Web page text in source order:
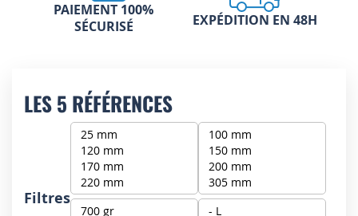
PAIEMENT 100%
SÉCURISÉ
EXPÉDITION EN 48H
LES 5 RÉFÉRENCES
Filtres